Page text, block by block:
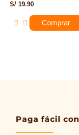
S/ 19.90
Comprar
Paga fácil con